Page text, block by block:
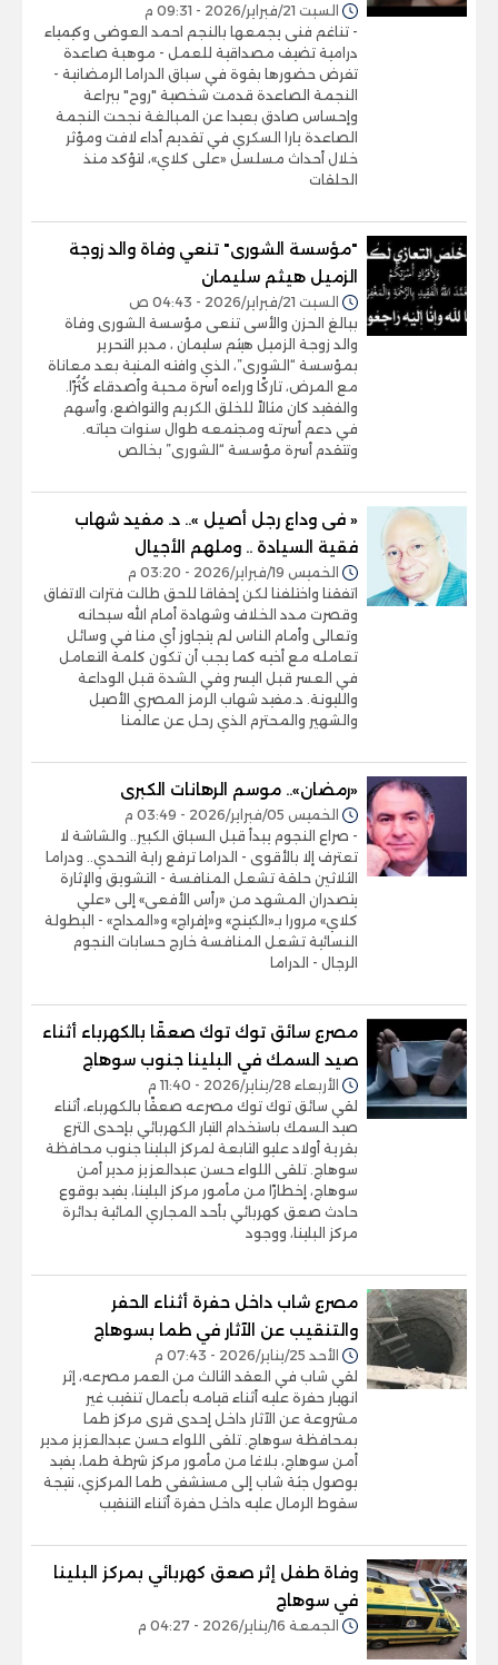
السبت 21/فبراير/2026 - 09:31 م
- تناغم فنى يجمعها بالنجم احمد العوضى وكيمياء
درامية تضيف مصداقية للعمل - موهبة صاعدة
تفرض حضورها بقوة في سباق الدراما الرمضانية -
النجمة الصاعدة قدمت شخصية "روح" ببراعة
وإحساس صادق بعيدا عن المبالغة نجحت النجمة
الصاعدة يارا السكري في تقديم أداء لافت ومؤثر
خلال أحداث مسلسل «على كلاي»، لتؤكد منذ
الحلقات
"مؤسسة الشورى" تنعي وفاة والد زوجة
الزميل هيثم سليمان
السبت 21/فبراير/2026 - 04:43 ص
ببالغ الحزن والأسى تنعى مؤسسة الشورى وفاة
والد زوجة الزميل هيثم سليمان ، مدير التحرير
بمؤسسة “الشورى”، الذي وافته المنية بعد معاناة
مع المرض، تاركًا وراءه أسرة محبة وأصدقاء كُثُرًا.
والفقيد كان مثالاً للخلق الكريم والتواضع، وأسهم
في دعم أسرته ومجتمعه طوال سنوات حياته.
وتتقدم أسرة مؤسسة “الشورى” بخالص
« فى وداع رجل أصيل ».. د. مفيد شهاب
فقية السيادة .. وملهم الأجيال
الخميس 19/فبراير/2026 - 03:20 م
اتفقنا واختلفنا لكن إحقاقا للحق طالت فترات الاتفاق
وقصرت مدد الخلاف وشهادة أمام الله سبحانه
وتعالى وأمام الناس لم يتجاوز أي منا في وسائل
تعامله مع أخيه كما يجب أن تكون كلمة التعامل
في العسر قبل اليسر وفي الشدة قبل الوداعة
والليونة. د.مفيد شهاب الرمز المصري الأصيل
والشهير والمحترم الذي رحل عن عالمنا
«رمضان».. موسم الرهانات الكبرى
الخميس 05/فبراير/2026 - 03:49 م
- صراع النجوم يبدأ قبل السباق الكبير.. والشاشة لا
تعترف إلا بالأقوى - الدراما ترفع راية التحدي.. ودراما
الثلاثين حلقة تشعل المنافسة - التشويق والإثارة
يتصدران المشهد من «رأس الأفعى» إلى «علي
كلاي» مرورا بـ«الكينج» و«إفراج» و«المداح» - البطولة
النسائية تشعل المنافسة خارج حسابات النجوم
الرجال - الدراما
مصرع سائق توك توك صعقًا بالكهرباء أثناء
صيد السمك في البلينا جنوب سوهاج
الأربعاء 28/يناير/2026 - 11:40 م
لقي سائق توك توك مصرعه صعقًا بالكهرباء، أثناء
صيد السمك باستخدام التيار الكهربائي بإحدى الترع
بقرية أولاد عليو التابعة لمركز البلينا جنوب محافظة
سوهاج. تلقى اللواء حسن عبدالعزيز مدير أمن
سوهاج، إخطارًا من مأمور مركز البلينا، يفيد بوقوع
حادث صعق كهربائي بأحد المجاري المائية بدائرة
مركز البلينا، ووجود
مصرع شاب داخل حفرة أثناء الحفر
والتنقيب عن الآثار في طما بسوهاج
الأحد 25/يناير/2026 - 07:43 م
لقي شاب في العقد الثالث من العمر مصرعه، إثر
انهيار حفرة عليه أثناء قيامه بأعمال تنقيب غير
مشروعة عن الآثار داخل إحدى قرى مركز طما
بمحافظة سوهاج. تلقى اللواء حسن عبدالعزيز مدير
أمن سوهاج، بلاغا من مأمور مركز شرطة طما، يفيد
بوصول جثة شاب إلى مستشفى طما المركزي، نتيجة
سقوط الرمال عليه داخل حفرة أثناء التنقيب
وفاة طفل إثر صعق كهربائي بمركز البلينا
في سوهاج
الجمعة 16/يناير/2026 - 04:27 م